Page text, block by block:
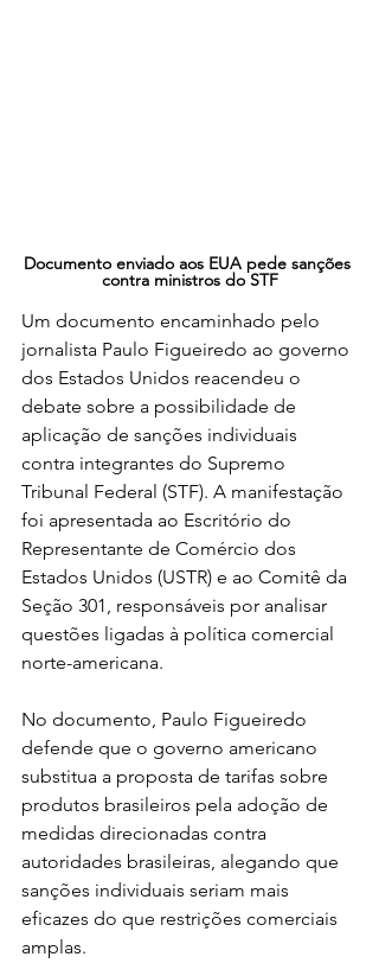
Documento enviado aos EUA pede sanções
contra ministros do STF
Um documento encaminhado pelo
jornalista Paulo Figueiredo ao governo
dos Estados Unidos reacendeu o
debate sobre a possibilidade de
aplicação de sanções individuais
contra integrantes do Supremo
Tribunal Federal (STF). A manifestação
foi apresentada ao Escritório do
Representante de Comércio dos
Estados Unidos (USTR) e ao Comitê da
Seção 301, responsáveis por analisar
questões ligadas à política comercial
norte-americana.
No documento, Paulo Figueiredo
defende que o governo americano
substitua a proposta de tarifas sobre
produtos brasileiros pela adoção de
medidas direcionadas contra
autoridades brasileiras, alegando que
sanções individuais seriam mais
eficazes do que restrições comerciais
amplas.